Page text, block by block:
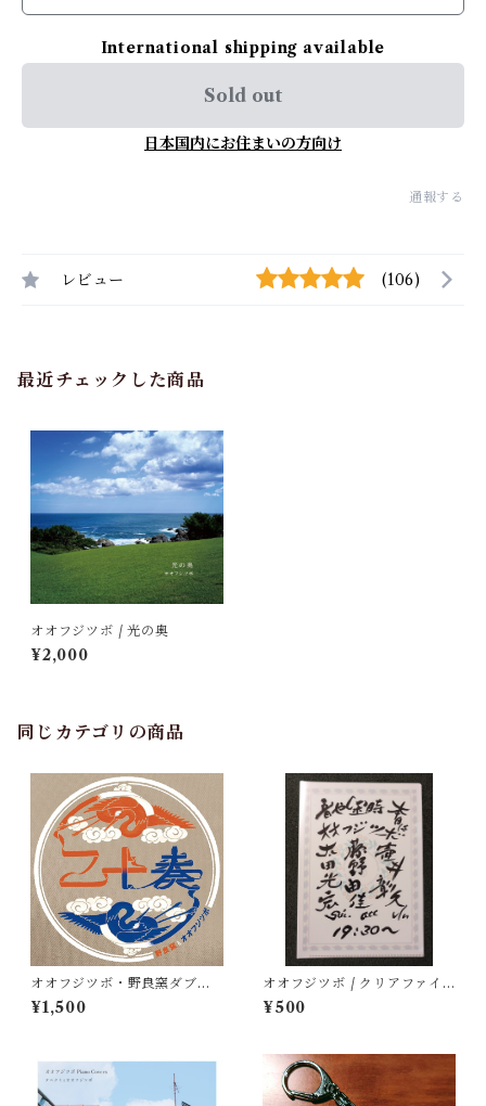
International shipping available
Sold out
日本国内にお住まいの方向け
通報する
レビュー (106)
最近チェックした商品
オオフジツボ / 光の奥
¥2,000
同じカテゴリの商品
オオフジツボ・野良窯ダブル2
0周年記念ミニアルバム / 二十
奏
¥1,500
オオフジツボ / クリアファイ
ル「音や金時」
¥500